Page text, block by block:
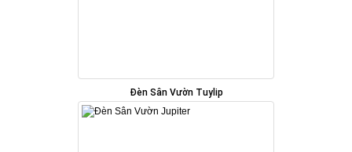
Đèn Sân Vườn Tuylip